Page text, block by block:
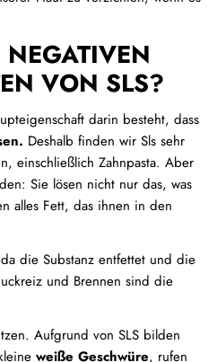
VON SLS?
darin besteht, dass
Deshalb finden wir Sls sehr
einschließlich Zahnpasta. Aber
Sie lösen nicht nur das, was
alles Fett, das ihnen in den
die Substanz entfettet und die
und Brennen sind die
Aufgrund von SLS bilden
weiße Geschwüre, rufen